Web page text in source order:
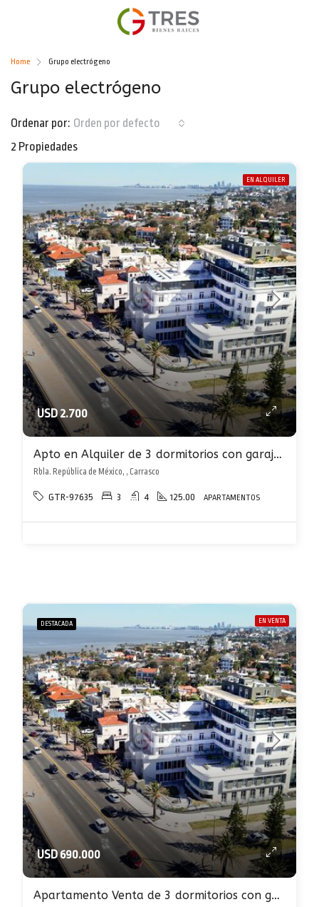
Home Grupo electrógeno
Grupo electrógeno
2 Propiedades
Ordenar por: Orden por defecto
EN ALQUILER
USD 2.700
Apto en Alquiler de 3 dormitorios con garaje en Carrasco sobre rambla al frente
Rbla. República de México, , Carrasco
GTR-97635 3 4 125.00 APARTAMENTOS
DESTACADA EN VENTA
USD 690.000
Apartamento Venta de 3 dormitorios con garaje en Carrasco sobre rambla al frente